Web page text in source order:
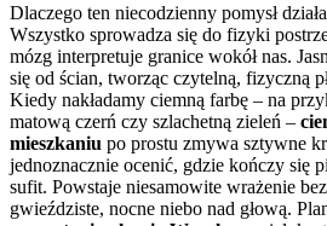
Dlaczego ten niecodzienny pomysł
Wszystko sprowadza się do fizyki
mózg interpretuje granice wokół nas.
się od ścian, tworząc czytelną, fizyczną
Kiedy nakładamy ciemną farbę – na
matową czerń czy szlachetną zieleń –
mieszkaniu po prostu zmywa sztywne
jednoznacznie ocenić, gdzie kończy się
sufit. Powstaje niesamowite wrażenie
gwieździste, nocne niebo nad głową.